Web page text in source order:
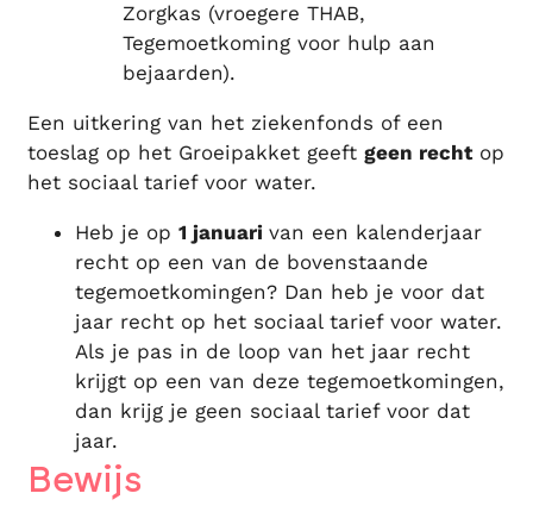
Zorgkas (vroegere THAB,
Tegemoetkoming voor hulp aan
bejaarden).
Een uitkering van het ziekenfonds of een
toeslag op het Groeipakket geeft geen rechtop
het sociaal tarief voor water.
Heb je op 1 januari van een kalenderjaar
recht op een van de bovenstaande
tegemoetkomingen? Dan heb je voor dat
jaar recht op het sociaal tarief voor water.
Als je pas in de loop van het jaar recht
krijgt op een van deze tegemoetkomingen,
dan krijg je geen sociaal tarief voor dat
jaar.
Bewijs